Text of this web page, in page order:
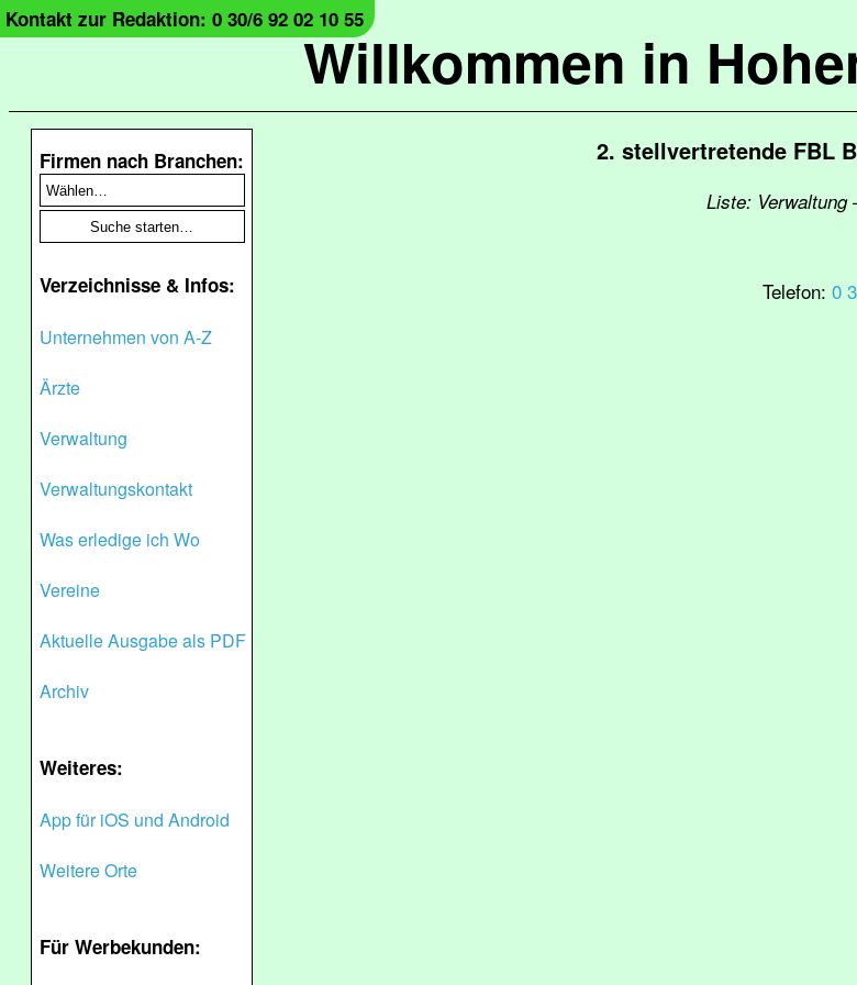
Willkommen in
Kontakt zur Redaktion: 0 30/6 92 02 10 55
Firmen nach Branchen:
Verzeichnisse & Infos:
Unternehmen von A-Z
Ärzte
Verwaltung
Verwaltungskontakt
Was erledige ich Wo
Vereine
Aktuelle Ausgabe als PDF
Archiv
Weiteres:
App für iOS und Android
Weitere Orte
Für Werbekunden:
2. stellvertretende FBL
Liste: Verwaltung
Telefon: 0